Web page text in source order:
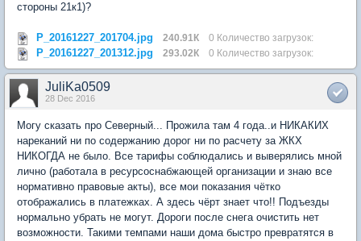
стороны 21к1)?
P_20161227_201704.jpg 240.91К 0 Количество загрузок:
P_20161227_201312.jpg 293.02К 0 Количество загрузок:
JuliKa0509
28 Dec 2016
Могу сказать про Северный... Прожила там 4 года..и НИКАКИХ
нареканий ни по содержанию дорог ни по расчету за ЖКХ
НИКОГДА не было. Все тарифы соблюдались и выверялись мной
лично (работала в ресурсоснабжающей организации и знаю все
нормативно правовые акты), все мои показания чётко
отображались в платежках. А здесь чёрт знает что!! Подъезды
нормально убрать не могут. Дороги после снега очистить нет
возможности. Такими темпами наши дома быстро превратятся в